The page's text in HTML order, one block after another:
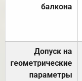
балкона
Допуск на
геометрические
параметры